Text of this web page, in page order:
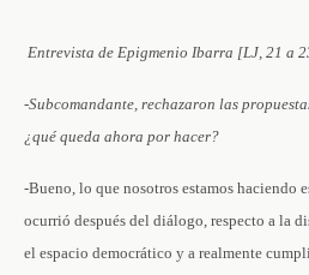
Entrevista de Epigmenio Ibarra [LJ, 21 a
-Subcomandante, rechazaron las
¿qué queda ahora por hacer?
-Bueno, lo que nosotros estamos haciendo
ocurrió después del diálogo, respecto a la
el espacio democrático y a realmente